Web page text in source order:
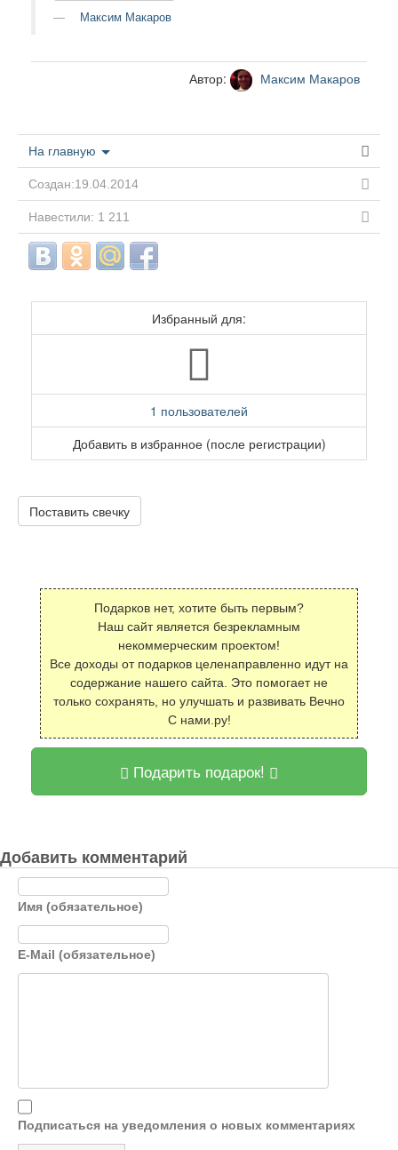
Максим Макаров
Автор: Максим Макаров
На главную
Создан:19.04.2014
Навестили: 1 211
Избранный для:
1 пользователей
Добавить в избранное (после регистрации)
Поставить свечку
Подарков нет, хотите быть первым?
Наш сайт является безрекламным
некоммерческим проектом!
Все доходы от подарков целенаправленно идут на
содержание нашего сайта. Это помогает не
только сохранять, но улучшать и развивать Вечно
С нами.ру!
Подарить подарок!
Добавить комментарий
Имя (обязательное)
E-Mail (обязательное)
Подписаться на уведомления о новых комментариях